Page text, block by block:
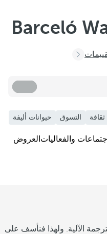
Barceló
ثقافة التسوق حيوانات أليفة
والفعاليات العروض
الآلية. ولهذا فنأسف على